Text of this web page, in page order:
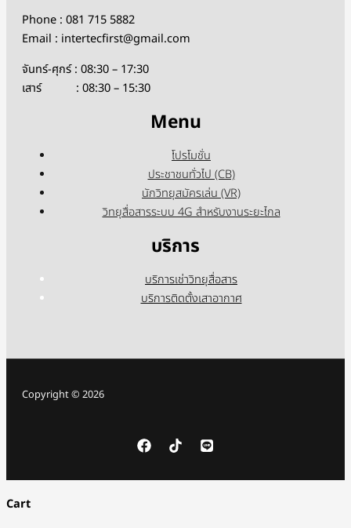
Phone : 081 715 5882
Email : intertecfirst@gmail.com
จันทร์-ศุกร์ : 08:30 – 17:30
เสาร์ : 08:30 – 15:30
Menu
โปรโมชั่น
ประชาชนทั่วไป (CB)
นักวิทยุสมัครเล่น (VR)
วิทยุสื่อสารระบบ 4G สำหรับงานระยะไกล
บริการ
บริการเช่าวิทยุสื่อสาร
บริการติดตั้งเสาอากาศ
Copyright © 2026
Cart